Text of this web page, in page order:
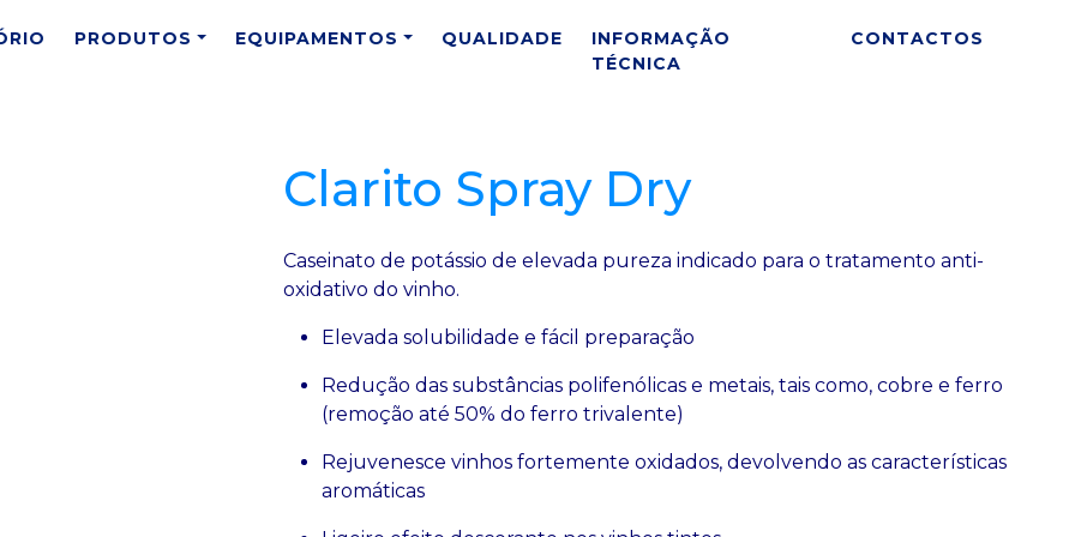
PRODUTOS EQUIPAMENTOS QUALIDADE
INFORMAÇÃO
TÉCNICA
CONTACTOS
Clarito Spray Dry
Caseinato de potássio de elevada pureza indicado para o tratamento anti-
oxidativo do vinho.
Elevada solubilidade e fácil preparação
Redução das substâncias polifenólicas e metais, tais como, cobre e ferro
(remoção até 50% do ferro trivalente)
Rejuvenesce vinhos fortemente oxidados, devolvendo as características
aromáticas